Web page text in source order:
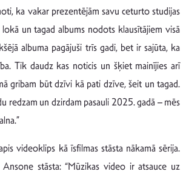
ka vakar prezentējām savu ceturto studijas
un tagad albums nodots klausītājiem visā
albuma pagājuši trīs gadi, bet ir sajūta, ka
Tik daudz kas noticis un šķiet mainījies arī
gribam būt dzīvi kā pati dzīve, šeit un tagad.
redzam un dzirdam pasauli 2025. gadā – mēs
videoklips kā īsfilmas stāsta nākamā sērija.
stāsta: “Mūzikas video ir atsauce uz